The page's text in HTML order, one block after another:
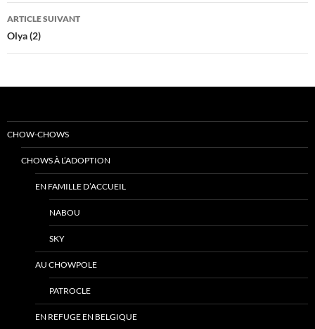
articles
ARTICLE SUIVANT
Olya (2)
CHOW-CHOWS
CHOWS À L’ADOPTION
EN FAMILLE D’ACCUEIL
NABOU
SKY
AU CHOWPOLE
PATROCLE
EN REFUGE EN BELGIQUE